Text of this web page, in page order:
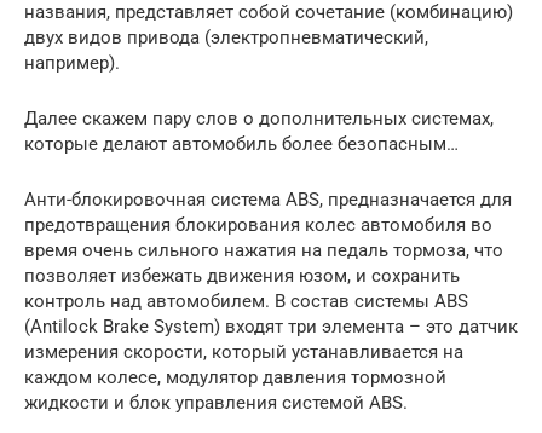
названия, представляет собой сочетание (комбинацию)
двух видов привода (электропневматический,
например).
Далее скажем пару слов о дополнительных системах,
которые делают автомобиль более безопасным…
Анти-блокировочная система ABS, предназначается для
предотвращения блокирования колес автомобиля во
время очень сильного нажатия на педаль тормоза, что
позволяет избежать движения юзом, и сохранить
контроль над автомобилем. В состав системы ABS
(Antilock Brake System) входят три элемента – это датчик
измерения скорости, который устанавливается на
каждом колесе, модулятор давления тормозной
жидкости и блок управления системой ABS.